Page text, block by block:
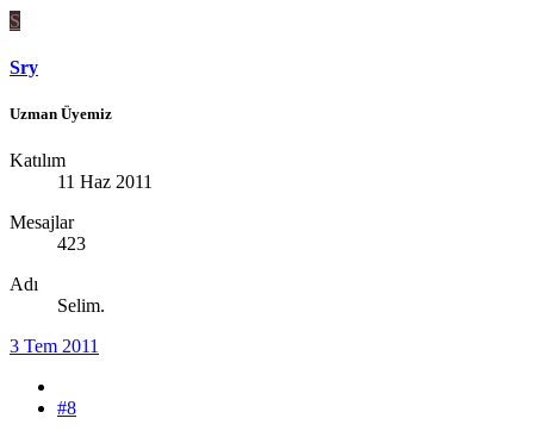
S
Sry
Uzman Üyemiz
Katılım
11 Haz 2011
Mesajlar
423
Adı
Selim.
3 Tem 2011
#8